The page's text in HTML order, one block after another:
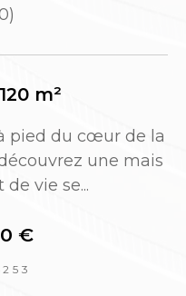
cœur de la
une mais
se...
Situé
r Est,